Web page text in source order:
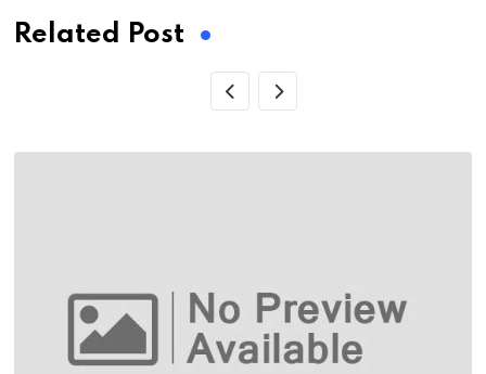
Related Post